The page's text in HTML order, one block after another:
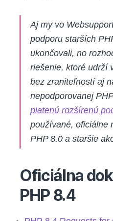
Aj my vo
podporu starších
ukončovali, no
riešenie, ktoré udrží
bez zraniteľností aj
nepodporovanej
platenú rozšírenú
používané, oficiálne
PHP 8.0 a staršie
Oficiálna
PHP 8.4